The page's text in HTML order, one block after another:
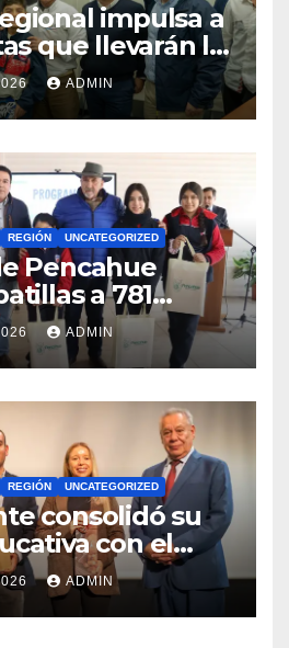
impulsa a
que llevarán la
a
ADMIN
REGIÓN UNCATEGORIZED
Pencahue
a 781
con recursos del
ADMIN
REGIÓN UNCATEGORIZED
consolidó su
con el
del
Brotes 2026
ADMIN